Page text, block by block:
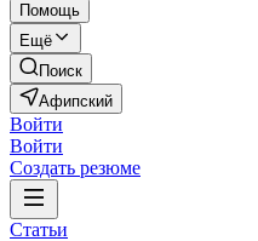
Помощь
Ещё
Поиск
Афипский
Войти
Войти
Создать резюме
Статьи